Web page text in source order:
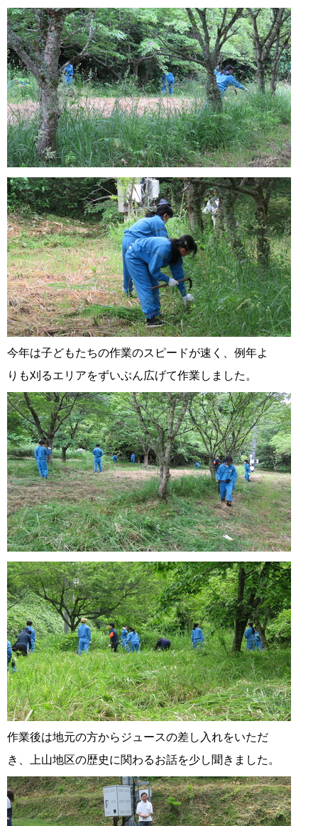
今年は子どもたちの作業のスピードが速く、例年よ
りも刈るエリアをずいぶん広げて作業しました。
作業後は地元の方からジュースの差し入れをいただ
き、上山地区の歴史に関わるお話を少し聞きました。